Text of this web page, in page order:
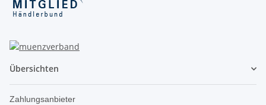
Übersichten
Zahlungsanbieter